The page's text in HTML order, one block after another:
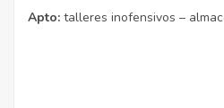
Apto: talleres inofensivos –